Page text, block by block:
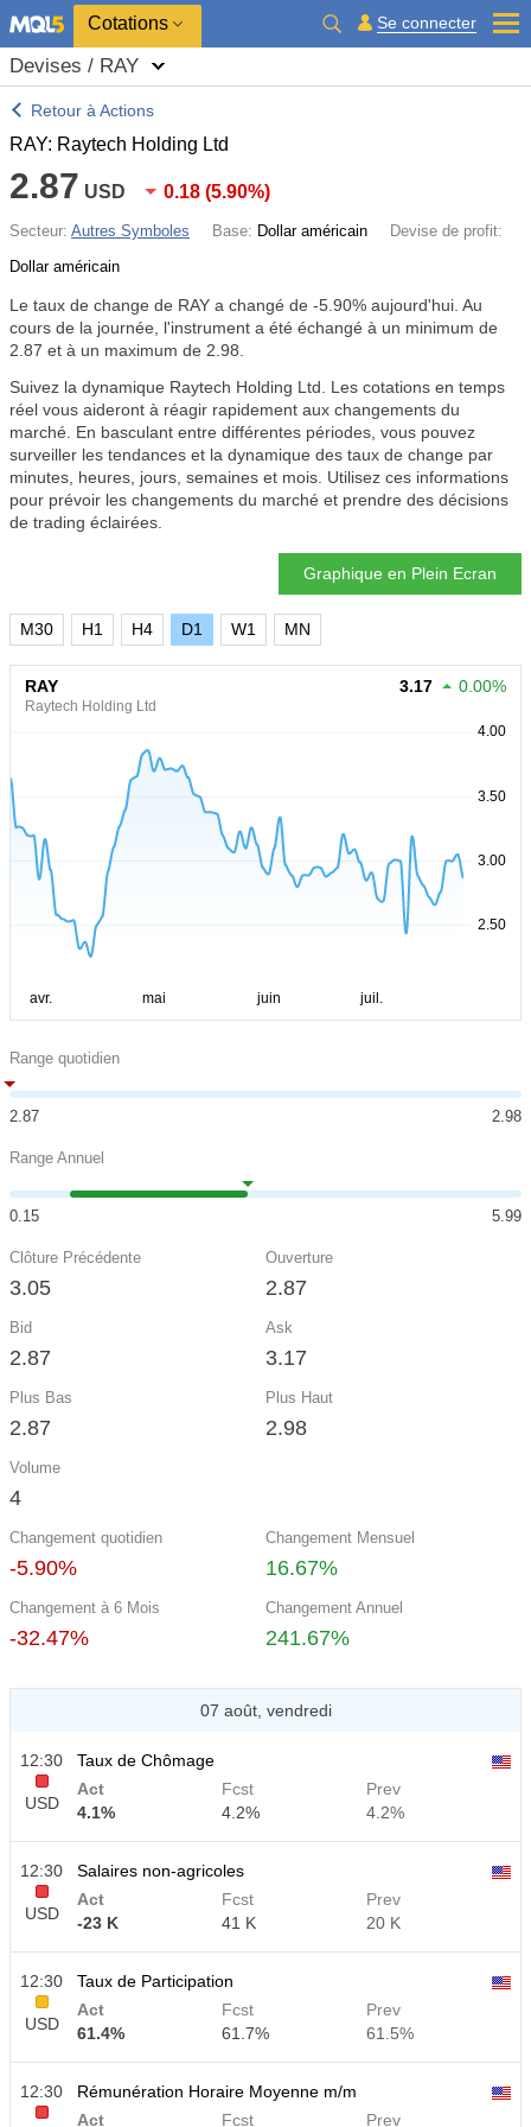
Cotations Se connecter
Devises / RAY
Retour à Actions
RAY: Raytech Holding Ltd
2.87 USD 0.18 (5.90%)
Secteur: Autres Symboles Base: Dollar américain
Devise de profit:
Dollar américain
Le taux de change de RAY a changé de -5.90% aujourd'hui. Au
cours de la journée, l'instrument a été échangé à un minimum de
2.87 et à un maximum de 2.98.
Suivez la dynamique Raytech Holding Ltd. Les cotations en temps
réel vous aideront à réagir rapidement aux changements du
marché. En basculant entre différentes périodes, vous pouvez
surveiller les tendances et la dynamique des taux de change par
minutes, heures, jours, semaines et mois. Utilisez ces informations
pour prévoir les changements du marché et prendre des décisions
de trading éclairées.
Graphique en Plein Ecran
M30 H1 H4 D1 W1 MN
RAY
Raytech Holding Ltd
3.17 0.00%
Range quotidien
2.87 2.98
Range Annuel
0.15 5.99
Clôture Précédente
3.05
Ouverture
2.87
Bid
2.87
Ask
3.17
Plus Bas
2.87
Plus Haut
2.98
Volume
4
Changement quotidien
-5.90%
Changement Mensuel
16.67%
Changement à 6 Mois
-32.47%
Changement Annuel
241.67%
07 août, vendredi
12:30
USD
Taux de Chômage
Act
4.1%
Fcst
4.2%
Prev
4.2%
12:30
USD
Salaires non-agricoles
Act
-23 K
Fcst
41 K
Prev
20 K
12:30
USD
Taux de Participation
Act
61.4%
Fcst
61.7%
Prev
61.5%
12:30
Rémunération Horaire Moyenne m/m
Act
Fcst Prev